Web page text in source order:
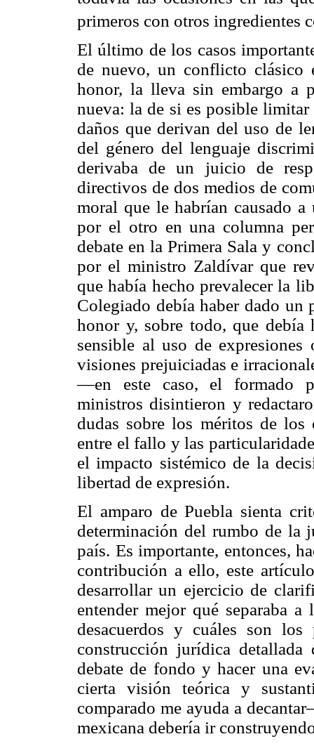
primeros con otros ingredientes
El último de los casos
de nuevo, un conflicto clásico
honor, la lleva sin embargo a
nueva: la de si es posible
daños que derivan del uso de
del género del lenguaje
derivaba de un juicio de
directivos de dos medios de
moral que le habrían causado
por el otro en una columna
debate en la Primera Sala y
por el ministro Zaldívar que
que había hecho prevalecer la
Colegiado debía haber dado un
honor y, sobre todo, que debía
sensible al uso de
visiones prejuiciadas e
—en este caso, el formado
ministros disintieron y
dudas sobre los méritos de los
entre el fallo y las
el impacto sistémico de la
libertad de expresión.
El amparo de Puebla sienta
determinación del rumbo de la
país. Es importante, entonces,
contribución a ello, este
desarrollar un ejercicio de
entender mejor qué separaba
desacuerdos y cuáles son
construcción jurídica
debate de fondo y hacer una
cierta visión teórica y
comparado me ayuda a
mexicana debería ir